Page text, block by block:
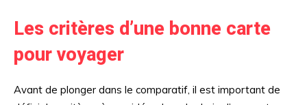
Les critères d’une bonne carte
pour voyager
Avant de plonger dans le comparatif, il est important de